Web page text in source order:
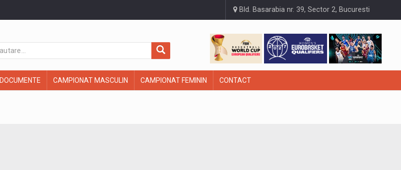
Bld. Basarabia nr. 39, Sector 2, Bucuresti
DOCUMENTE CAMPIONAT MASCULIN CAMPIONAT FEMININ CONTACT